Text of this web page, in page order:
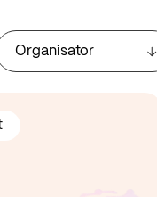
Organisator